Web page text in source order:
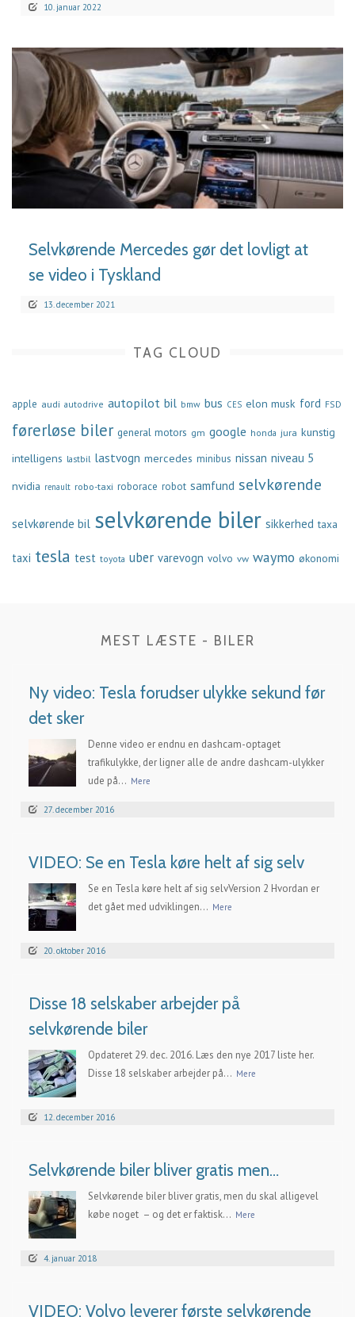
10. januar 2022
LÆS MERE
Selvkørende Mercedes gør det lovligt at
se video i Tyskland
13. december 2021
TAG CLOUD
apple audi autodrive autopilot bil bmw bus CES elon musk ford FSD
førerløse biler general motors gm google honda jura kunstig
intelligens lastbil lastvogn mercedes minibus nissan niveau 5
nvidia renault robo-taxi roborace robot samfund selvkørende
selvkørende bil selvkørende biler sikkerhed taxa
taxi tesla test toyota uber varevogn volvo vw waymo økonomi
MEST LÆSTE - BILER
Ny video: Tesla forudser ulykke sekund før
det sker
Denne video er endnu en dashcam-optaget
trafikulykke, der ligner alle de andre dashcam-ulykker
ude på... Mere
27. december 2016
VIDEO: Se en Tesla køre helt af sig selv
Se en Tesla køre helt af sig selvVersion 2 Hvordan er
det gået med udviklingen... Mere
20. oktober 2016
Disse 18 selskaber arbejder på
selvkørende biler
Opdateret 29. dec. 2016. Læs den nye 2017 liste her.
Disse 18 selskaber arbejder på... Mere
12. december 2016
Selvkørende biler bliver gratis men…
Selvkørende biler bliver gratis, men du skal alligevel
købe noget – og det er faktisk... Mere
4. januar 2018
VIDEO: Volvo leverer første selvkørende